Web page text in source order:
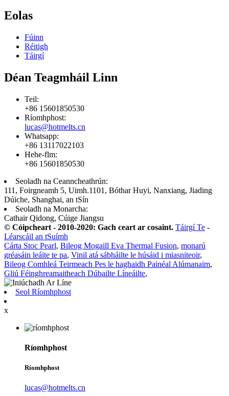
Eolas
Fúinn
Réitigh
Táirgí
Déan Teagmháil Linn
Teil:
+86 15601850530
Ríomhphost:
lucas@hotmelts.cn
Whatsapp:
+86 13117022103
Hehe-flm:
+86 15601850530
Seoladh na Ceanncheathrún:
111, Foirgneamh 5, Uimh.1101, Bóthar Huyi, Nanxiang, Jiading
Dúiche, Shanghai, an tSín
Seoladh na Monarcha:
Cathair Qidong, Cúige Jiangsu
© Cóipcheart - 2010-2020: Gach ceart ar cosaint. Táirgí Te -
Léarscáil an tSuímh
Cárta Stoc Pearl, Bileog Mogaill Eva Thermal Fusion, monarú
gréasáin leáite te pa, Vinil atá sábháilte le húsáid i miasniteoir,
Bileog Comhleá Teirmeach Pes le haghaidh Painéal Alúmanaim,
Gliú Féinghreamaitheach Dúbailte Líneáilte,
Seol Ríomhphost
x
Ríomhphost
Ríomhphost
lucas@hotmelts.cn